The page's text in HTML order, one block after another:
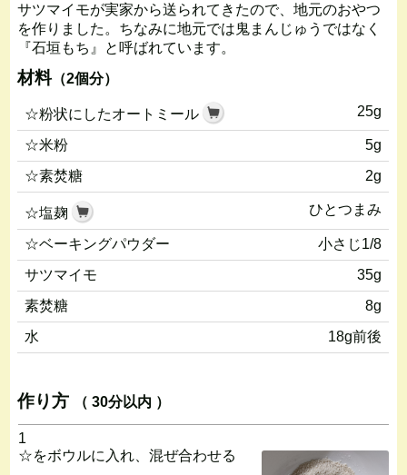
サツマイモが実家から送られてきたので、地元のおやつ
を作りました。ちなみに地元では鬼まんじゅうではなく
『石垣もち』と呼ばれています。
材料（2個分）
☆粉状にしたオートミール 25g
☆米粉
5g
☆素焚糖
2g
☆塩麹 ひとつまみ
☆ベーキングパウダー
小さじ1/8
サツマイモ
35g
素焚糖
8g
水
18g前後
作り方 （ 30分以内 ）
1
☆をボウルに入れ、混ぜ合わせる